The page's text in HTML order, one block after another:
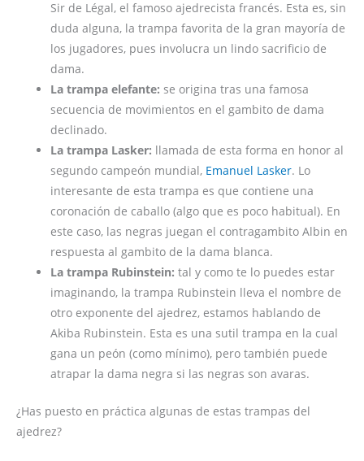
Sir de Légal, el famoso ajedrecista francés. Esta es, sin
duda alguna, la trampa favorita de la gran mayoría de
los jugadores, pues involucra un lindo sacrificio de
dama.
La trampa elefante: se origina tras una famosa
secuencia de movimientos en el gambito de dama
declinado.
La trampa Lasker: llamada de esta forma en honor al
segundo campeón mundial, Emanuel Lasker. Lo
interesante de esta trampa es que contiene una
coronación de caballo (algo que es poco habitual). En
este caso, las negras juegan el contragambito Albin en
respuesta al gambito de la dama blanca.
La trampa Rubinstein: tal y como te lo puedes estar
imaginando, la trampa Rubinstein lleva el nombre de
otro exponente del ajedrez, estamos hablando de
Akiba Rubinstein. Esta es una sutil trampa en la cual
gana un peón (como mínimo), pero también puede
atrapar la dama negra si las negras son avaras.
¿Has puesto en práctica algunas de estas trampas del
ajedrez?